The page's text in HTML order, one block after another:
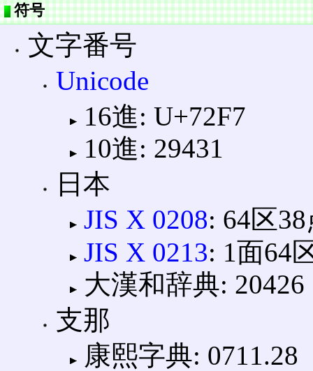
符号
文字番号
Unicode
16進: U+72F7
10進: 29431
日本
JIS X 0208: 64区
JIS X 0213: 1面64
大漢和辞典: 20426
支那
康熙字典: 0711.28